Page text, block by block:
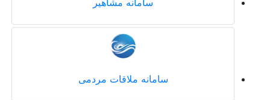
سامانه مشاهیر
سامانه ملاقات مردمی